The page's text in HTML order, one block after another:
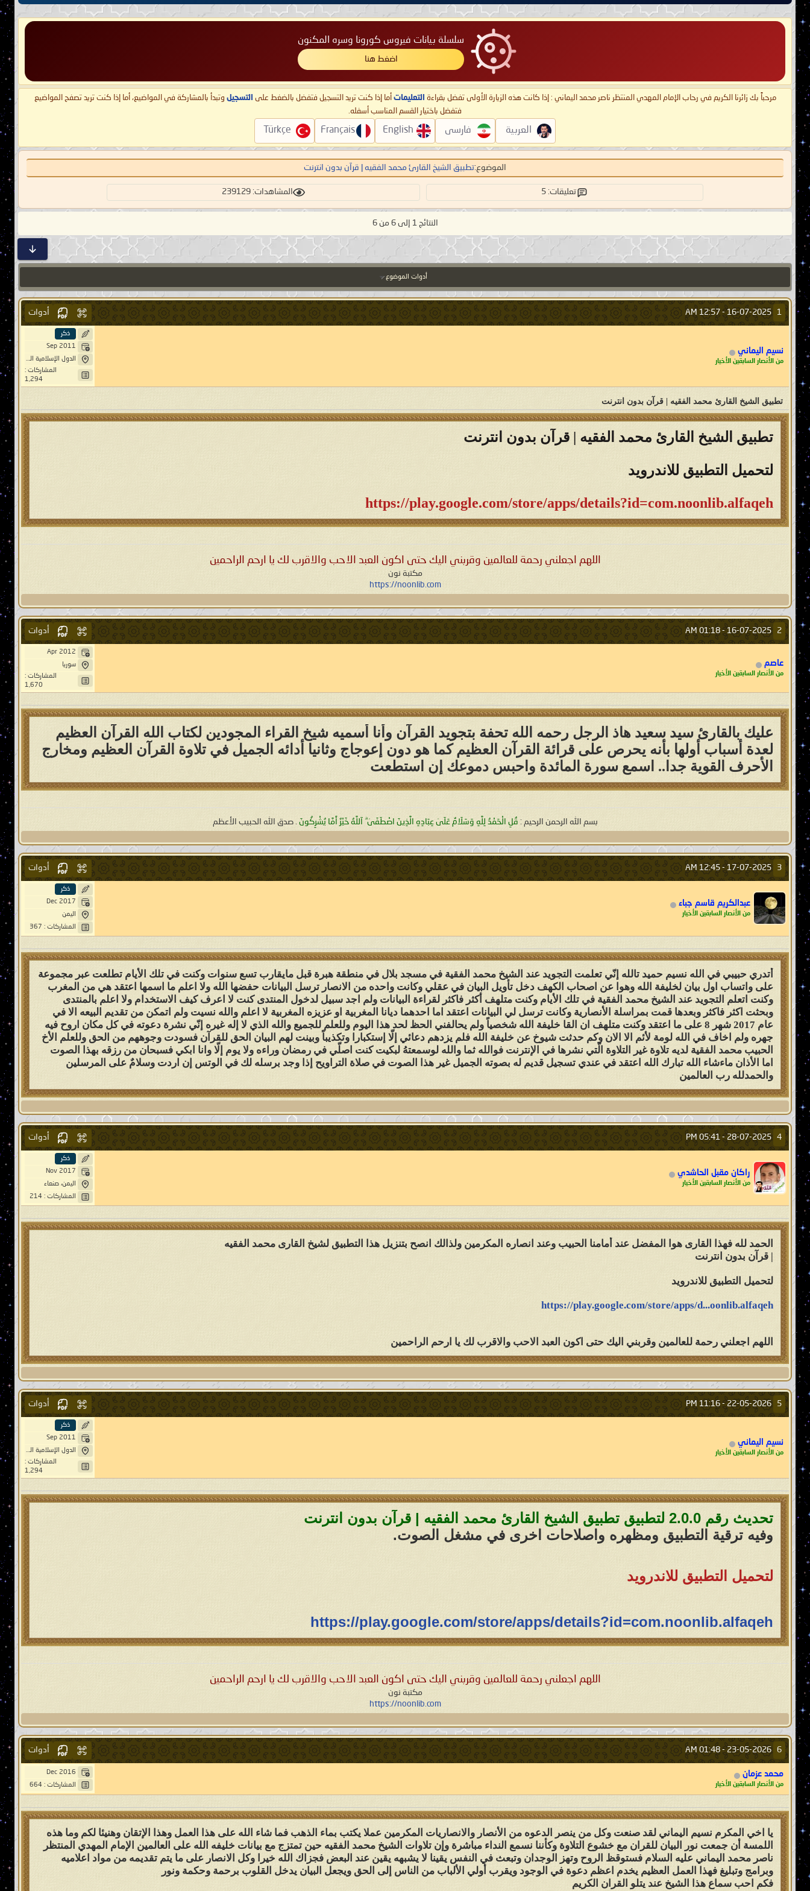
سلسلة بيانات فيروس كورونا وسره المكنون
اضغط هنا
مرحباً بك زائرنا الكريم في رحاب الإمام المهدي المنتظر ناصر محمد اليماني : إذا كانت هذه الزيارة الأولى تفضل بقراءة التعليمات أما إذا كنت تريد التسجيل فتفضل بالضغط على التسجيل وتبدأ بالمشاركة في المواضيع، أما إذا كنت تريد تصفح المواضيع
فتفضل باختيار القسم المناسب أسفله.
العربية فارسی English
Français
Türkçe
الموضوع:تطبيق الشيخ القارئ محمد الفقيه | قرآن بدون انترنت
تعليقات: 5 المشاهدات: 239129
النتائج 1 إلى 6 من 6
أدوات الموضوع
1
16-07-2025 -
12:57 AM أدوات
نسيم اليماني
من الأنصار السابقين الأخيار
ذكر
Sep 2011
الدول الإسلامية المتحدة
المشاركات :
1,294
تطبيق الشيخ القارئ محمد الفقيه | قرآن بدون انترنت
تطبيق الشيخ القارئ محمد الفقيه | قرآن بدون انترنت
لتحميل التطبيق للاندرويد
https://play.google.com/store/apps/details?id=com.noonlib.alfaqeh
اللهم اجعلني رحمة للعالمين وقربني اليك حتى اكون العبد الاحب والاقرب لك يا ارحم الراحمين
مكتبة نون
https://noonlib.com
2
16-07-2025 -
01:18 AM أدوات
عاصم
من الأنصار السابقين الأخيار
Apr 2012
سوريا
المشاركات :
1,670
عليك بالقارئ سيد سعيد هاذ الرجل رحمه الله تحفة بتجويد القرآن وأنا أسميه شيخ القراء المجودين لكتاب الله القرآن العظيم
لعدة أسباب أولها بأنه يحرص على قرائة القرآن العظيم كما هو دون إعوجاج وثانيا أدائه الجميل في تلاوة القرآن العظيم ومخارج
الأحرف القوية جدا.. اسمع سورة المائدة واحبس دموعك إن استطعت
بسم الله الرحمن الرحيم : قُلِ الْحَمْدُ لِلَّهِ وَسَلَامٌ عَلَىٰ عِبَادِهِ الَّذِينَ اصْطَفَىٰ ۗ آللَّهُ خَيْرٌ أَمَّا يُشْرِكُونَ . صدق الله الحبيب الأعظم
3
17-07-2025 -
12:45 AM أدوات
عبدالكريم قاسم جباء
من الأنصار السابقين الأخيار
ذكر
Dec 2017
اليمن
المشاركات : 367
أتدري حبيبي في الله نسيم حميد تالله إنّي تعلمت التجويد عند الشيخ محمد الفقية في مسجد بلال في منطقة هبرة قبل مايقارب تسع سنوات وكنت في تلك الأيام تطلعت عبر مجموعة
على واتساب اول بيان لخليفة الله وهوا عن اصحاب الكهف دخل تأويل البيان في عقلي وكانت واحده من الانصار ترسل البيانات حفضها الله ولا اعلم ما اسمها اعتقد هي من المغرب
وكنت اتعلم التجويد عند الشيخ محمد الفقية في تلك الأيام وكنت متلهف أكثر فاكثر لقراءة البيانات ولم اجد سبيل لدخول المنتدى كنت لا اعرف كيف الاستخدام ولا اعلم بالمنتدى
وبحثت اكثر فاكثر وبعدها قمت بمراسلة الأنصارية وكانت ترسل لي البيانات اعتقد اما احدهما ديانا المغربية او عزيزه المغربية لا اعلم والله نسيت ولم اتمكن من تقديم البيعه الا في
عام 2017 شهر 8 على ما اعتقد وكنت متلهف ان القا خليفة الله شخصياً ولم يحالفني الحظ لحد هذا اليوم وللعلم للجميع والله الذي لا إله غيره إنّي نشرة دعوته في كل مكان اروح فيه
جهره ولم اخاف في الله لومة لأئم الا الان وكم حدثت شيوخ عن خليفة الله فلم يزدهم دعائي إلّا إستكبارا وتكذيباً وبينت لهم البيان الحق للقرآن فسودت وجوههم من الحق وللعلم الأخ
الحبيب محمد الفقية لديه تلاوة غير التلاوة الّتي نشرها في الإنترنت فوالله ثما والله لوسمعتهُ لبكيت كنت اصلّي في رمضان وراءه ولا يوم إلّا وانا ابكي فسبحان من رزقه بهذا الصوت
اما الأذان ماءشاء الله تبارك الله اعتقد في عندي تسجيل قديم له بصوته الجميل غير هذا الصوت في صلاة التراويح إذا وجد برسله لك في الوتس إن اردت وسلامٌ على المرسلين
والحمدلله رب العالمين
4
28-07-2025 -
05:41 PM أدوات
راكان مقبل الحاشدي
من الأنصار السابقين الأخيار
ذكر
Nov 2017
اليمن، صنعاء
المشاركات : 214
الحمد لله فهذا القارى هوا المفضل عند أمامنا الحبيب وعند انصاره المكرمين ولذالك انصح بتنزيل هذا التطبيق لشيخ القارى محمد الفقيه
| قرآن بدون انترنت
لتحميل التطبيق للاندرويد
https://play.google.com/store/apps/d...oonlib.alfaqeh
اللهم اجعلني رحمة للعالمين وقربني اليك حتى اكون العبد الاحب والاقرب لك يا ارحم الراحمين
5
22-05-2026 -
11:16 PM أدوات
نسيم اليماني
من الأنصار السابقين الأخيار
ذكر
Sep 2011
الدول الإسلامية المتحدة
المشاركات :
1,294
تحديث رقم 2.0.0 لتطبيق تطبيق الشيخ القارئ محمد الفقيه | قرآن بدون انترنت
وفيه ترقية التطبيق ومظهره واصلاحات اخرى في مشغل الصوت.
لتحميل التطبيق للاندرويد
https://play.google.com/store/apps/details?id=com.noonlib.alfaqeh
اللهم اجعلني رحمة للعالمين وقربني اليك حتى اكون العبد الاحب والاقرب لك يا ارحم الراحمين
مكتبة نون
https://noonlib.com
6
23-05-2026 -
01:48 AM أدوات
محمد عزمان
من الأنصار السابقين الأخيار
Dec 2016
المشاركات : 664
يا اخي المكرم نسيم اليماني لقد صنعت وكل من ينصر الدعوه من الأنصار والانصاريات المكرمين عملا يكتب بماء الذهب فما شاء الله على هذا العمل وهذا الإتقان وهنيئا لكم وما هذه
اللمسة أن جمعت نور البيان للقران مع خشوع التلاوة وكأننا نسمع النداء مباشرة وإن تلاوات الشيخ محمد الفقيه حين تمتزج مع بيانات خليفه الله على العالمين الإمام المهدي المنتظر
ناصر محمد اليماني عليه السلام فستوقظ الروح وتهز الوجدان وتبعث في النفس يقينا لا يشبهه يقين عند البعض فجزاك الله خيرا وكل الانصار على ما يتم تقديمه من مواد اعلاميه
وبرامج وتبليغ فهذا العمل العظيم يخدم اعظم دعوة في الوجود ويقرب أولي الألباب من الناس إلى الحق ويجعل البيان يدخل القلوب برحمة وحكمة ونور
فكم احب سماع هذا الشيخ عند يتلو القران الكريم